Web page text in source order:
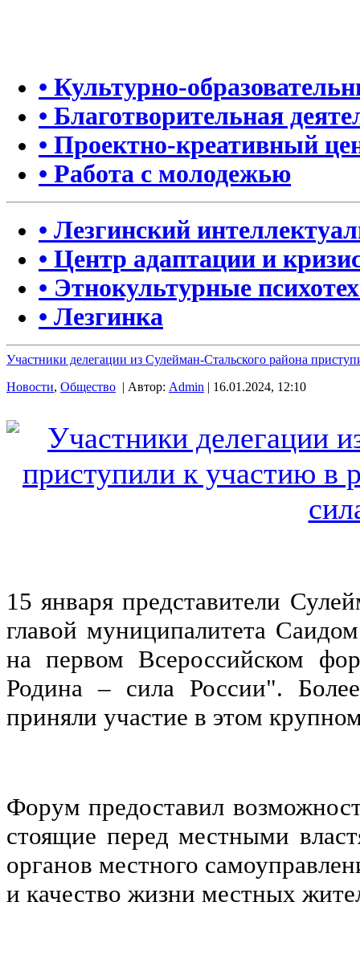
• Культурно-
• Благотворительная
• Проектно-креативный
• Работа с молодежью
• Лезгинский
• Центр адаптации и
• Этнокультурные
• Лезгинка
Участники делегации из Сулейман-Стальского района
Новости, Общество | Автор: Admin | 16.01.2024, 12:10
15 января представители
главой муниципалитета
на первом Всероссийском
Родина – сила России".
приняли участие в этом
Форум предоставил
стоящие перед местными
органов местного
и качество жизни местных